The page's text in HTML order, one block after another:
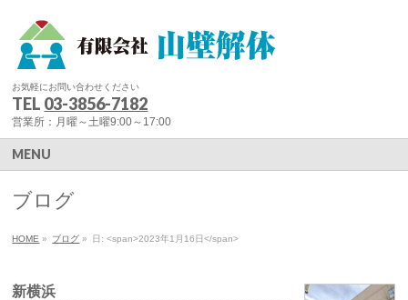
お気軽にお問い合わせください
TEL 03-3856-7182
営業所：月曜～土曜9:00～17:00
MENU
ブログ
HOME » ブログ » 日: <span>2023年1月16日</span>
新横浜